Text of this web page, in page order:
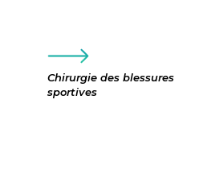
Chirurgie des blessures
sportives